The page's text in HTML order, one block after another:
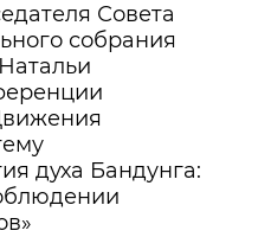
Совета
собрания
духа Бандунга: